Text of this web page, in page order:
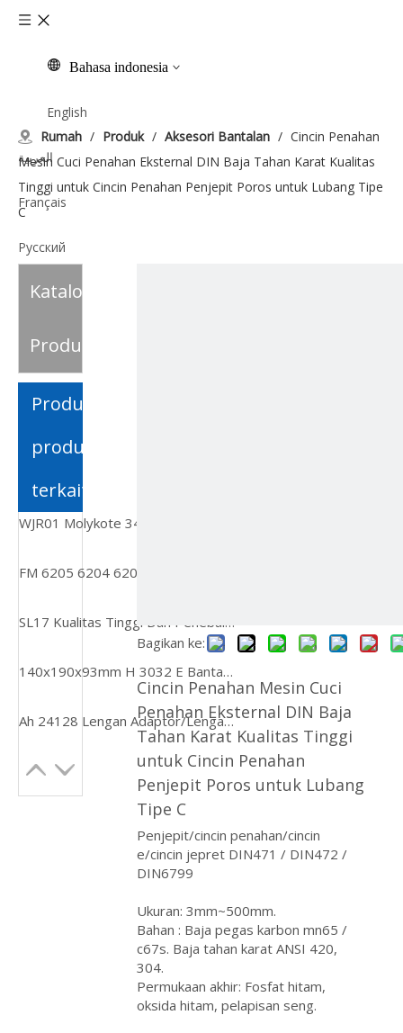
Bahasa indonesia
English
العربية
Français
Pусский
Español
Italiano
Tiếng Việt
svenska
Rumah / Produk / Aksesori Bantalan / Cincin Penahan
Mesin Cuci Penahan Eksternal DIN Baja Tahan Karat Kualitas
Tinggi untuk Cincin Penahan Penjepit Poros untuk Lubang Tipe
C
Katalog
Produk
Produk-
produk
terkait
SL17 Kualitas Tinggi Dan Penebalan DIN472 Penjepit Bagian Dalam
140x190x93mm H 3032 E Bantalan Lengan Kunci Adaptor Bushing
Ah 24128 Lengan Adaptor/Lengan Penarikan untuk Bola/Bantalan Rol Menyelaraskan Sendiri 24148-B-K30
Bagikan ke:
Cincin Penahan Mesin Cuci
Penahan Eksternal DIN Baja
Tahan Karat Kualitas Tinggi
untuk Cincin Penahan
Penjepit Poros untuk Lubang
Tipe C
Penjepit/cincin penahan/cincin
e/cincin jepret DIN471 / DIN472 /
DIN6799
Ukuran: 3mm~500mm.
Bahan : Baja pegas karbon mn65 /
c67s. Baja tahan karat ANSI 420,
304.
Permukaan akhir: Fosfat hitam,
oksida hitam, pelapisan seng.